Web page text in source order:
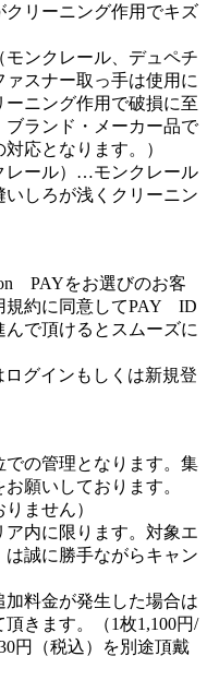
リーニング作用でキズ
モンクレール、デュペチ
スナー取っ手は使用に
ニング作用で破損に至
ブランド・メーカー品で
応となります。）
レール）…モンクレール
しろが浅くクリーニン
PAYをお選びのお客
規約に同意してPAY ID
で頂けるとスムーズに
グインもしくは新規登
での管理となります。集
願いしております。
ません）
ア内に限ります。対象エ
誠に勝手ながらキャン
加料金が発生した場合は
きます。（1枚1,100円/
円（税込）を別途頂戴